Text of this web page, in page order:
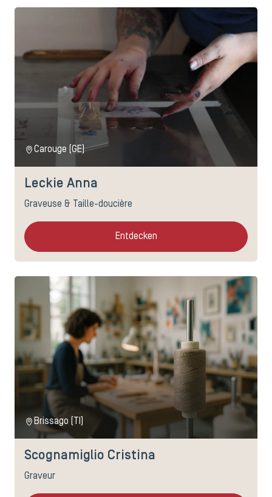
Carouge (GE)
Leckie Anna
Graveuse & Taille-doucière
Entdecken
Brissago (TI)
Scognamiglio Cristina
Graveur